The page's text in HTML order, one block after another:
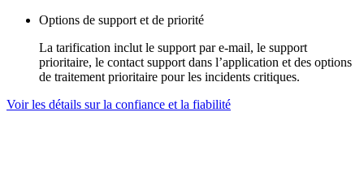
Options de support et de priorité
La tarification inclut le support par e-mail, le support
prioritaire, le contact support dans l’application et des options
de traitement prioritaire pour les incidents critiques.
Voir les détails sur la confiance et la fiabilité